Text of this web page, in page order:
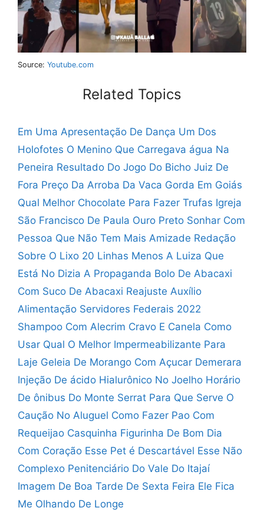
Source: Youtube.com
Related Topics
Em Uma Apresentação De Dança Um Dos
Holofotes O Menino Que Carregava água Na
Peneira Resultado Do Jogo Do Bicho Juiz De
Fora Preço Da Arroba Da Vaca Gorda Em Goiás
Qual Melhor Chocolate Para Fazer Trufas Igreja
São Francisco De Paula Ouro Preto Sonhar Com
Pessoa Que Não Tem Mais Amizade Redação
Sobre O Lixo 20 Linhas Menos A Luiza Que
Está No Dizia A Propaganda Bolo De Abacaxi
Com Suco De Abacaxi Reajuste Auxílio
Alimentação Servidores Federais 2022
Shampoo Com Alecrim Cravo E Canela Como
Usar Qual O Melhor Impermeabilizante Para
Laje Geleia De Morango Com Açucar Demerara
Injeção De ácido Hialurônico No Joelho Horário
De ônibus Do Monte Serrat Para Que Serve O
Caução No Aluguel Como Fazer Pao Com
Requeijao Casquinha Figurinha De Bom Dia
Com Coração Esse Pet é Descartável Esse Não
Complexo Penitenciário Do Vale Do Itajaí
Imagem De Boa Tarde De Sexta Feira Ele Fica
Me Olhando De Longe